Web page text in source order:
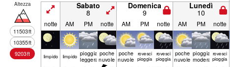
Altezza
11503ft
10355ft
9203ft
Sabato
8
Domenica
9
Lunedì
10
notte AM PM notte AM PM notte AM PM notte
limp­ido limp­ido pioggia
leggera
poche
nuvole
poche
nuvole
rovesci
pioggia
rovesci
pioggia
poche
nuvole
pioggia
moderata
rovesci
pioggia